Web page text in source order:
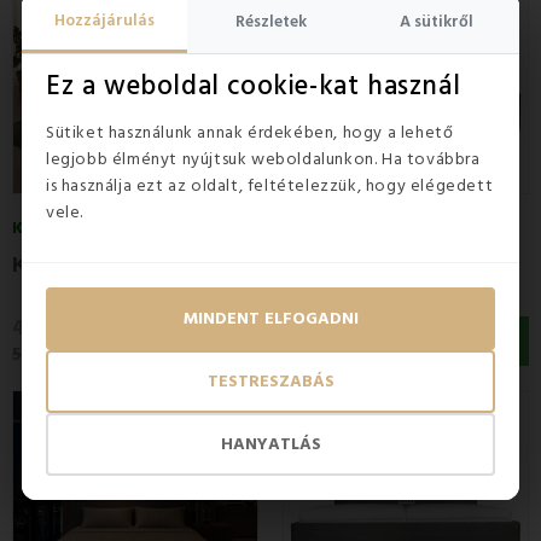
Hozzájárulás Részletek A sütikről
Ez a weboldal cookie-kat használ
Sütiket használunk annak érdekében, hogy a lehető
legjobb élményt nyújtsuk weboldalunkon. Ha továbbra
is használja ezt az oldalt, feltételezzük, hogy elégedett
vele.
HANYATLÁS
TESTRESZABÁS
MINDENT ELFOGADNI
KÉSZLETEN
594 000 Ft
693 200 Ft
954 600 Ft
Kedvezmény -23% Kedvezmény -27%